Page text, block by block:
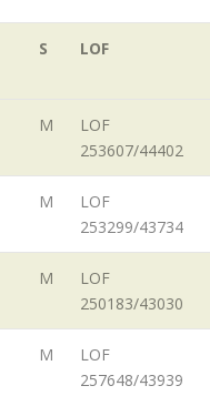
S LOF
M
LOF
253607/44402
M
LOF
253299/43734
M
LOF
250183/43030
M
LOF
257648/43939